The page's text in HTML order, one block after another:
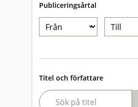
Publiceringsårtal
Titel och författare